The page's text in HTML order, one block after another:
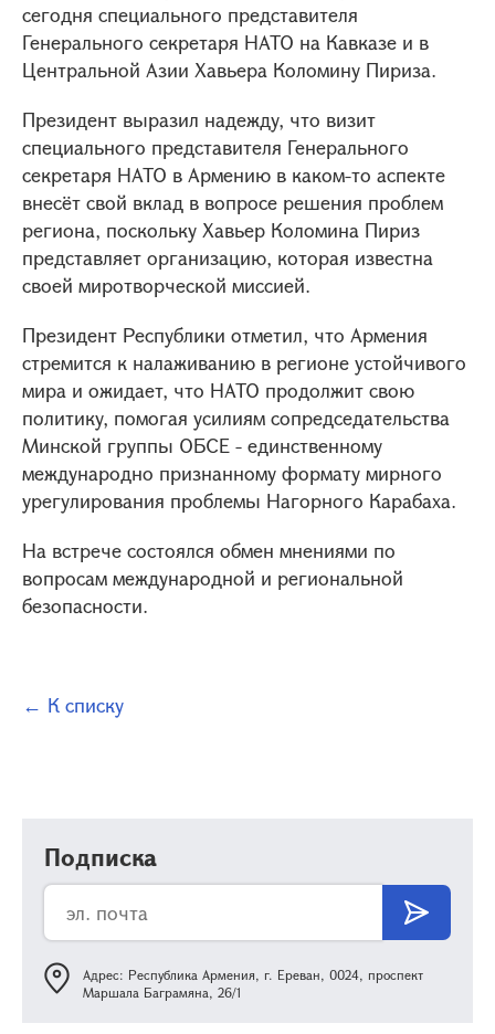
сегодня специального представителя
Генерального секретаря НАТО на Кавказе и в
Центральной Азии Хавьера Коломину Пириза.
Президент выразил надежду, что визит
специального представителя Генерального
секретаря НАТО в Армению в каком-то аспекте
внесёт свой вклад в вопросе решения проблем
региона, поскольку Хавьер Коломина Пириз
представляет организацию, которая известна
своей миротворческой миссией.
Президент Республики отметил, что Армения
стремится к налаживанию в регионе устойчивого
мира и ожидает, что НАТО продолжит свою
политику, помогая усилиям сопредседательства
Минской группы ОБСЕ - единственному
международно признанному формату мирного
урегулирования проблемы Нагорного Карабаха.
На встрече состоялся обмен мнениями по
вопросам международной и региональной
безопасности.
← К списку
Подписка
Адрес: Республика Армения, г. Ереван, 0024, проспект
Маршала Баграмяна, 26/1